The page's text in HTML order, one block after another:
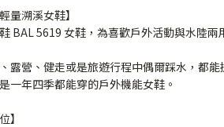
量溯溪女鞋】
BAL 5619 女鞋，為喜歡戶外活動與水陸兩
露營、健走或是旅遊行程中偶爾踩水，都
一年四季都能穿的戶外機能女鞋。
】